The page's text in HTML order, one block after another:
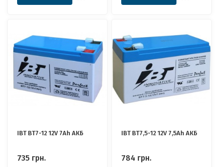
IBT BT7-12 12V 7Ah АКБ
735 грн.
IBT BT7,5-12 12V 7,5Ah АКБ
784 грн.